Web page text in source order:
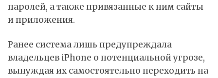
паролей, а также привязанные к ним сайты
и приложения.
Ранее система лишь предупреждала
владельцев iPhone о потенциальной угрозе,
вынуждая их самостоятельно переходить на